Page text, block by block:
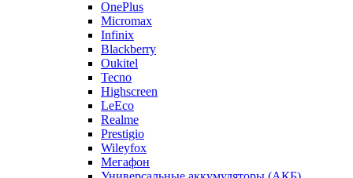
Highscreen
LeEco
Realme
Prestigio
Wileyfox
Мегафон
Универсальные аккумуляторы (АКБ)
Универсальные разъемы/контакты
Запчасти для Apple
Назад
Запчасти для Apple
iPad